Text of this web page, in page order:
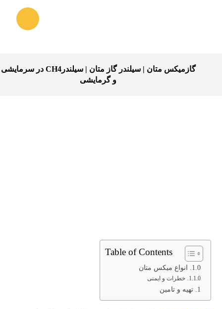
گازمیکس متان | سیلندر گاز متان | سیلندرCH4 در سرمایشی
و گرمایشی
Table of Contents
انواع میکس متان
خطرات و ایمنی
تهیه و تامین